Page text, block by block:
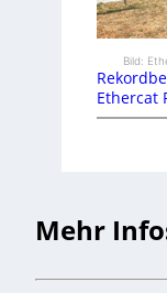
Bild:
Ethercat
Mehr